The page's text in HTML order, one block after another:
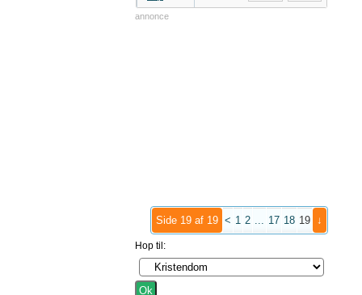
annonce
Side 19 af 19 < 1 2 ... 17 18 19 ↓
Hop til: